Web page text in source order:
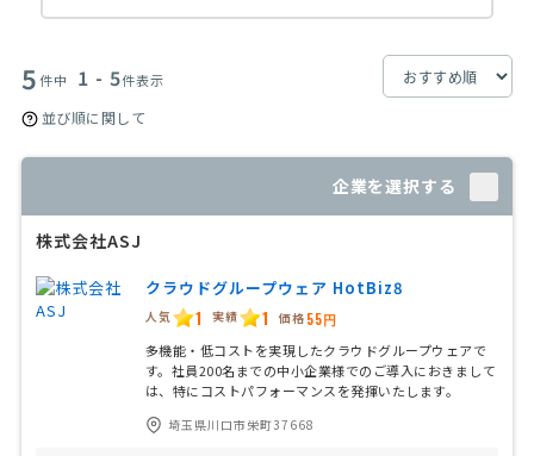
5件中 1 - 5件表示
並び順に関して
企業を選択する
株式会社ASJ
クラウドグループウェア HotBiz8
人気 1 実績 1 価格 55円
多機能・低コストを実現したクラウドグループウェアで
す。社員200名までの中小企業様でのご導入におきまして
は、特にコストパフォーマンスを発揮いたします。
埼玉県川口市栄町37668